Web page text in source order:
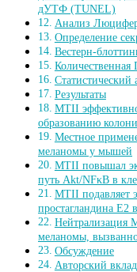
дУТФ (TUNEL)
Анализ
Определение
Вестерн-
Статистический
Результаты
MTII
образованию
Местное
меланомы у мышей
MTII повышал
путь Akt/NFκB в
MTII подавляет
простагландина E2
Нейтрализация
меланомы,
Обсуждение
Авторский вклад